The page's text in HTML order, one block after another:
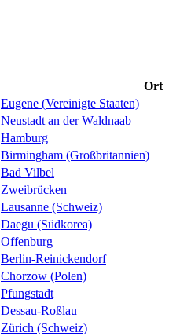
Ort
Eugene (Vereinigte Staaten)
Neustadt an der Waldnaab
Hamburg
Birmingham (Großbritannien)
Bad Vilbel
Zweibrücken
Lausanne (Schweiz)
Daegu (Südkorea)
Offenburg
Berlin-Reinickendorf
Chorzow (Polen)
Pfungstadt
Dessau-Roßlau
Zürich (Schweiz)